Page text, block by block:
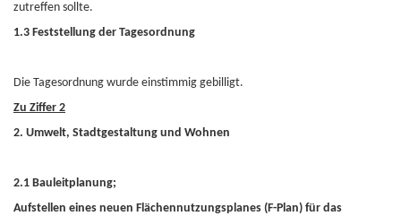
zutreffen sollte.
1.3 Feststellung der Tagesordnung
Die Tagesordnung wurde einstimmig gebilligt.
Zu Ziffer 2
2. Umwelt, Stadtgestaltung und Wohnen
2.1 Bauleitplanung;
Aufstellen eines neuen Flächennutzungsplanes (F-Plan) für das